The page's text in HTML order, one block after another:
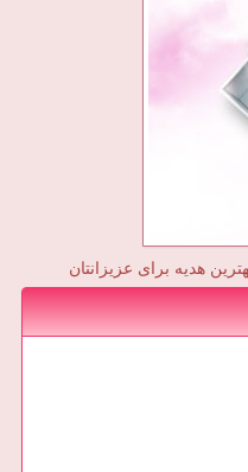
هدیه برای عزیزانتان